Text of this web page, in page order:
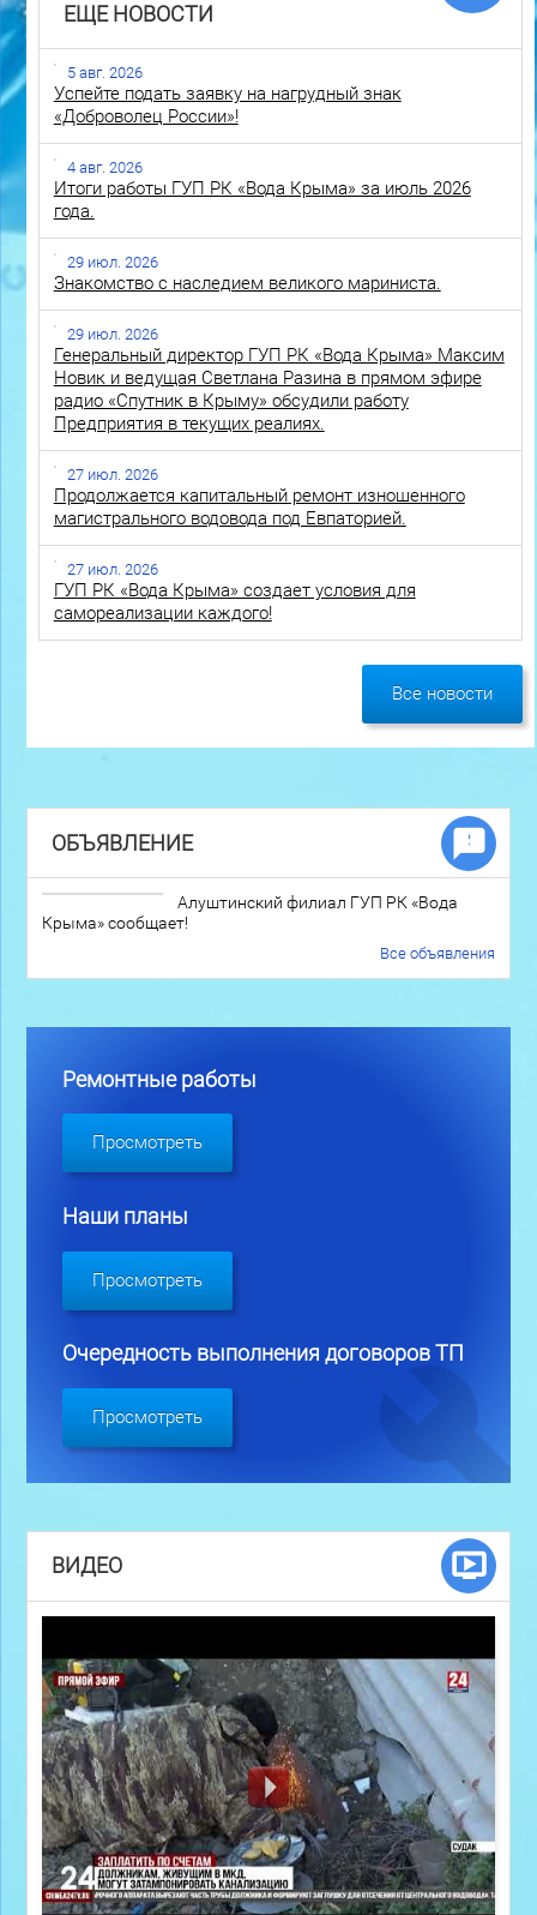
ЕЩЕ НОВОСТИ
5 авг. 2026
Успейте подать заявку на нагрудный знак
«Доброволец России»!
4 авг. 2026
Итоги работы ГУП РК «Вода Крыма» за июль 2026
года.
29 июл. 2026
Знакомство с наследием великого мариниста.
29 июл. 2026
Генеральный директор ГУП РК «Вода Крыма» Максим
Новик и ведущая Светлана Разина в прямом эфире
радио «Спутник в Крыму» обсудили работу
Предприятия в текущих реалиях.
27 июл. 2026
Продолжается капитальный ремонт изношенного
магистрального водовода под Евпаторией.
27 июл. 2026
ГУП РК «Вода Крыма» создает условия для
самореализации каждого!
Все новости
ОБЪЯВЛЕНИЕ
Алуштинский филиал ГУП РК «Вода
Крыма» сообщает!
Все объявления
Ремонтные работы
Просмотреть
Наши планы
Просмотреть
Очередность выполнения договоров ТП
Просмотреть
ВИДЕО